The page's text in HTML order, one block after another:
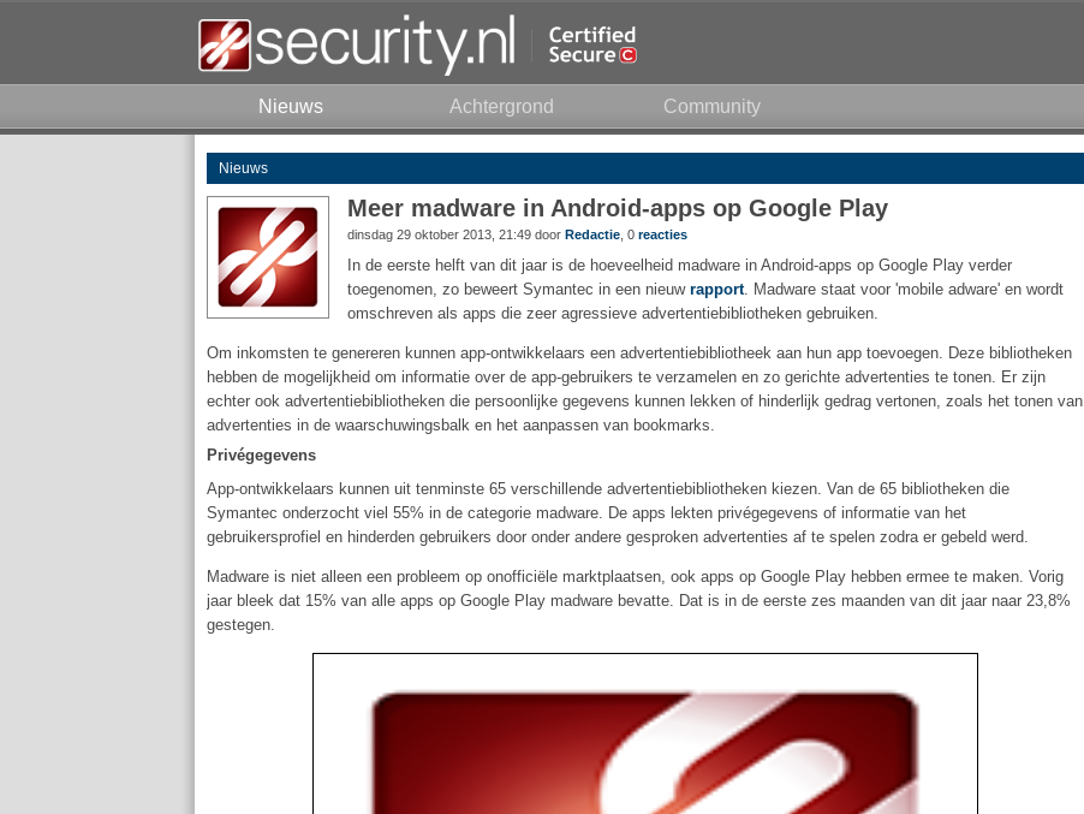
Nieuws Achtergrond Community
Nieuws
Meer madware in Android-apps op Google Play
dinsdag 29 oktober 2013, 21:49 door Redactie , 0 reacties
In de eerste helft van dit jaar is de hoeveelheid madware in Android-apps op Google Play verder
toegenomen, zo beweert Symantec in een nieuw rapport. Madware staat voor 'mobile adware' en wordt
omschreven als apps die zeer agressieve advertentiebibliotheken gebruiken.
Om inkomsten te genereren kunnen app-ontwikkelaars een advertentiebibliotheek aan hun app toevoegen. Deze bibliotheken
hebben de mogelijkheid om informatie over de app-gebruikers te verzamelen en zo gerichte advertenties te tonen. Er zijn
echter ook advertentiebibliotheken die persoonlijke gegevens kunnen lekken of hinderlijk gedrag vertonen, zoals het tonen van
advertenties in de waarschuwingsbalk en het aanpassen van bookmarks.
Privégegevens
App-ontwikkelaars kunnen uit tenminste 65 verschillende advertentiebibliotheken kiezen. Van de 65 bibliotheken die
Symantec onderzocht viel 55% in de categorie madware. De apps lekten privégegevens of informatie van het
gebruikersprofiel en hinderden gebruikers door onder andere gesproken advertenties af te spelen zodra er gebeld werd.
Madware is niet alleen een probleem op onofficiële marktplaatsen, ook apps op Google Play hebben ermee te maken. Vorig
jaar bleek dat 15% van alle apps op Google Play madware bevatte. Dat is in de eerste zes maanden van dit jaar naar 23,8%
gestegen.